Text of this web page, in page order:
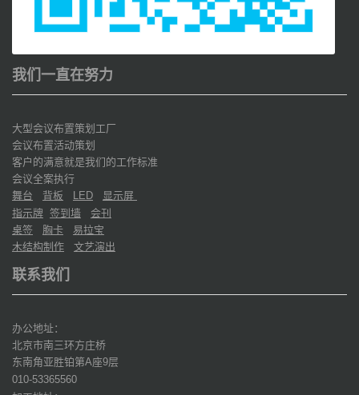
我们一直在努力
大型会议布置策划工厂
会议布置活动策划
客户的满意就是我们的工作标准
会议全案执行
舞台
背板 LED
显示屏
指示牌 签到墙
会刊
桌签
胸卡
易拉宝
木结构制作
文艺演出
联系我们
办公地址：
北京市南三环方庄桥
东南角亚胜铂第A座9层
010-53365560